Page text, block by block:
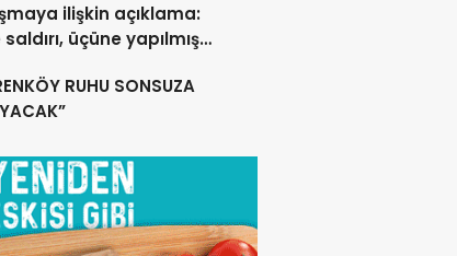
ilişkin açıklama:
üçüne yapılmış
RUHU SONSUZA